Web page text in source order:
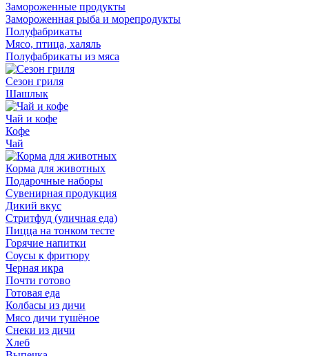
Замороженные продукты
Замороженная рыба и морепродукты
Полуфабрикаты
Мясо, птица, халяль
Полуфабрикаты из мяса
Сезон гриля
Шашлык
Чай и кофе
Кофе
Чай
Корма для животных
Подарочные наборы
Сувенирная продукция
Дикий вкус
Стритфуд (уличная еда)
Пицца на тонком тесте
Горячие напитки
Соусы к фритюру
Черная икра
Почти готово
Готовая еда
Колбасы из дичи
Мясо дичи тушёное
Снеки из дичи
Хлеб